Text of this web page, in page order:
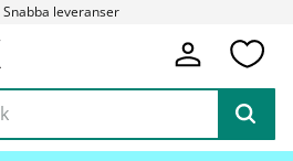
Snabba leveranser